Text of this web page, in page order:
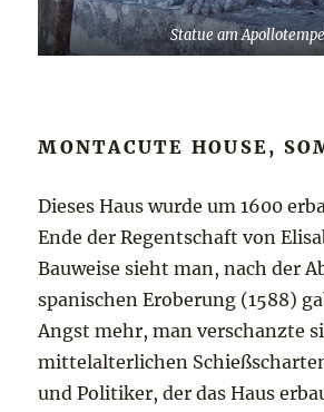
Statue am
MONTACUTE HOUSE,
Dieses Haus wurde um 1600
Ende der Regentschaft von
Bauweise sieht man, nach der
spanischen Eroberung (1588)
Angst mehr, man verschanzte
mittelalterlichen
und Politiker, der das Haus